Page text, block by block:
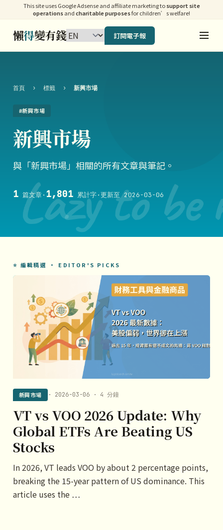
This site uses Google Adsense and affiliate marketing tosupport site
operationsandcharitable purposesfor children’s welfare!
懶得變有錢 訂閱電子報
Lazy to be
首頁 › 標籤 › 新興市場
#新興市場
新興市場
與「新興市場」相關的所有文章與筆記。
1篇文章· 1,801累計字·更新至 2026-03-06
⭐ 編輯精選 · EDITOR'S PICKS
新興市場 · 2026-03-06 · 4 分鐘
VT vs VOO 2026 Update: Why
Global ETFs Are Beating US
Stocks
In 2026, VT leads VOO by about 2 percentage points,
breaking the 15-year pattern of US dominance. This
article uses the …